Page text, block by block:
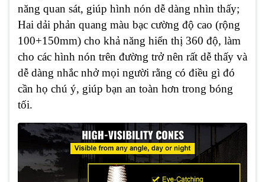
năng quan sát, giúp hình nón dễ dàng nhìn thấy;
Hai dải phản quang màu bạc cường độ cao (rộng
100+150mm) cho khả năng hiển thị 360 độ, làm
cho các hình nón trên đường trở nên rất dễ thấy và
dễ dàng nhắc nhở mọi người rằng có điều gì đó
cần họ chú ý, giúp bạn an toàn hơn trong bóng
tối.